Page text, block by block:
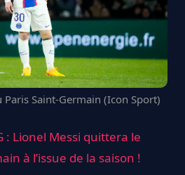
Saint-Germain (Icon Sport)
: Lionel Messi quittera le
à l’issue de la saison !